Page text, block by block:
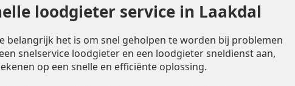
loodgieter service in Laakdal
belangrijk het is om snel geholpen te worden bij problemen
snelservice loodgieter en een loodgieter sneldienst aan,
op een snelle en efficiënte oplossing.